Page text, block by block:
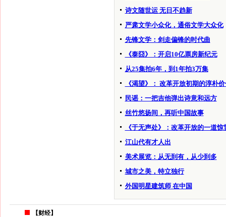
诗文随世运 无日不趋新
严肃文学小众化，通俗文学大众化
先锋文学：剑走偏锋的时代曲
《泰囧》：开启10亿票房新纪元
从25集拍6年，到1年拍3万集
《渴望》： 改革开放初期的淳朴
民谣：一把吉他弹出诗意和远方
丝竹悠扬间，再听中国故事
《于无声处》：改革开放的一道惊
江山代有才人出
美术展览：从无到有，从少到多
城市之美，特立独行
外国明星建筑师 在中国
【财经】